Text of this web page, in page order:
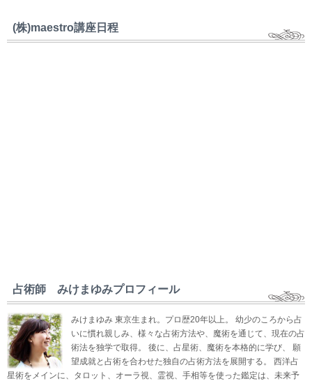
(株)maestro講座日程
占術師 みけまゆみプロフィール
みけまゆみ 東京生まれ。プロ歴20年以上。 幼少のころから占
いに慣れ親しみ、様々な占術方法や、魔術を通じて、現在の占
術法を独学で取得。 後に、占星術、魔術を本格的に学び、 願
望成就と占術を合わせた独自の占術方法を展開する。 西洋占
星術をメインに、タロット、オーラ視、霊視、手相等を使った鑑定は、未来予